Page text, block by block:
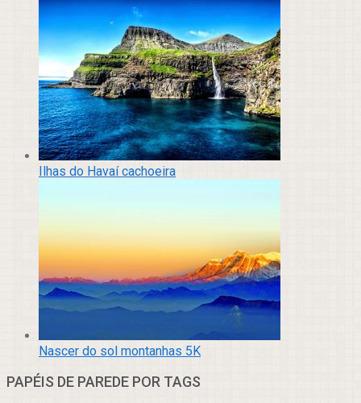
Ilhas do Havaí cachoeira
Nascer do sol montanhas 5K
PAPÉIS DE PAREDE POR TAGS